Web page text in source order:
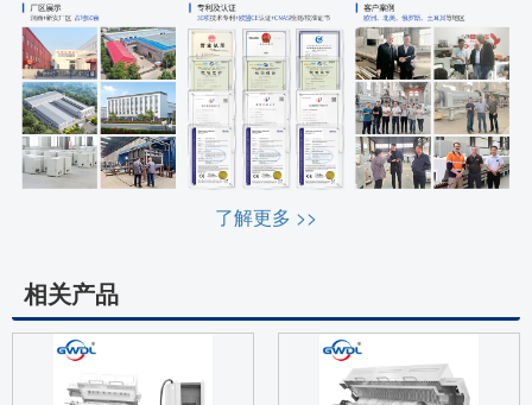
了解更多 >>
相关产品